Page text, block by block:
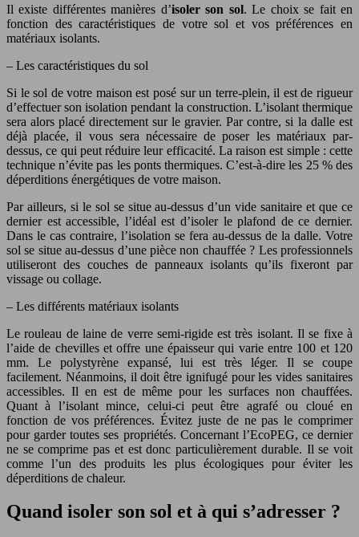
Il existe différentes manières d’isoler son sol. Le choix se fait en
fonction des caractéristiques de votre sol et vos préférences en
matériaux isolants.
– Les caractéristiques du sol
Si le sol de votre maison est posé sur un terre-plein, il est de rigueur
d’effectuer son isolation pendant la construction. L’isolant thermique
sera alors placé directement sur le gravier. Par contre, si la dalle est
déjà placée, il vous sera nécessaire de poser les matériaux par-
dessus, ce qui peut réduire leur efficacité. La raison est simple : cette
technique n’évite pas les ponts thermiques. C’est-à-dire les 25 % des
déperditions énergétiques de votre maison.
Par ailleurs, si le sol se situe au-dessus d’un vide sanitaire et que ce
dernier est accessible, l’idéal est d’isoler le plafond de ce dernier.
Dans le cas contraire, l’isolation se fera au-dessus de la dalle. Votre
sol se situe au-dessus d’une pièce non chauffée ? Les professionnels
utiliseront des couches de panneaux isolants qu’ils fixeront par
vissage ou collage.
– Les différents matériaux isolants
Le rouleau de laine de verre semi-rigide est très isolant. Il se fixe à
l’aide de chevilles et offre une épaisseur qui varie entre 100 et 120
mm. Le polystyrène expansé, lui est très léger. Il se coupe
facilement. Néanmoins, il doit être ignifugé pour les vides sanitaires
accessibles. Il en est de même pour les surfaces non chauffées.
Quant à l’isolant mince, celui-ci peut être agrafé ou cloué en
fonction de vos préférences. Évitez juste de ne pas le comprimer
pour garder toutes ses propriétés. Concernant l’EcoPEG, ce dernier
ne se comprime pas et est donc particulièrement durable. Il se voit
comme l’un des produits les plus écologiques pour éviter les
déperditions de chaleur.
Quand isoler son sol et à qui s’adresser ?